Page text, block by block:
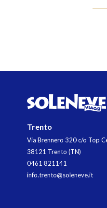
Trento
Via Brennero 320 c/o Top
38121 Trento (TN)
0461 821141
info.trento@soleneve.it